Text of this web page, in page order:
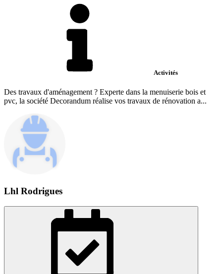
Activités
Des travaux d'aménagement ? Experte dans la menuiserie bois et
pvc, la société Decorandum réalise vos travaux de rénovation a...
Lhl Rodrigues